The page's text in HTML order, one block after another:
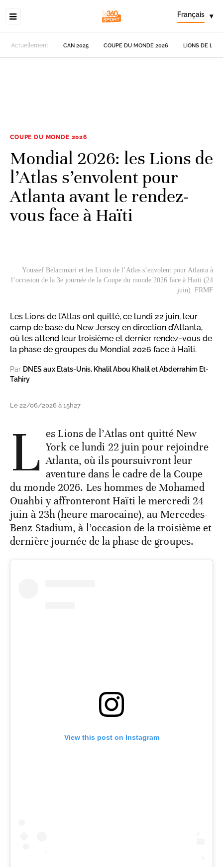
Français ▾
Actuellement CAN 2025 COUPE DU MONDE 2026 LIONS DE
COUPE DU MONDE 2026
Mondial 2026: les Lions de
l’Atlas s’envolent pour
Atlanta avant le rendez-
vous face à Haïti
Youssef Belammari et les Lions de l’Atlas s’envolent pour Atlanta à
l’occasion de la 3e journée de la Coupe du monde 2026 face à Haïti (24
juin). FRMF
Les Lions de l’Atlas ont quitté, ce lundi 22 juin, leur
camp de base du New Jersey en direction d’Atlanta,
où les attend leur troisième et dernier rendez-vous de
la phase de groupes du Mondial 2026 face à Haïti.
Par DNES aux Etats-Unis, Khalil Abou Khalil et Abderrahim Et-
Tahiry
Le 22/06/2026 à 15h27
L es Lions de l’Atlas ont quitté New
York ce lundi 22 juin pour rejoindre
Atlanta, où ils poursuivront leur
aventure dans le cadre de la Coupe
du monde 2026. Les hommes de Mohamed
Ouahbi y affronteront Haïti le mercredi 24
juin à 23h (heure marocaine), au Mercedes-
Benz Stadium, à l’occasion de la troisième et
dernière journée de la phase de groupes.
View this post on Instagram